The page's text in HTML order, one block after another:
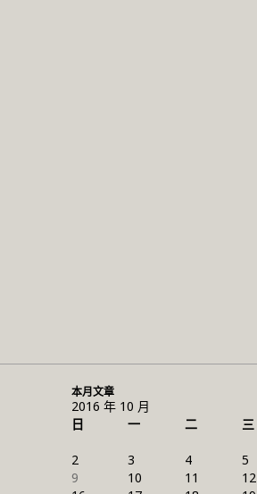
本月文章
2016 年 10 月
日
一 二 三
2
3 4 5
9
10 11 12